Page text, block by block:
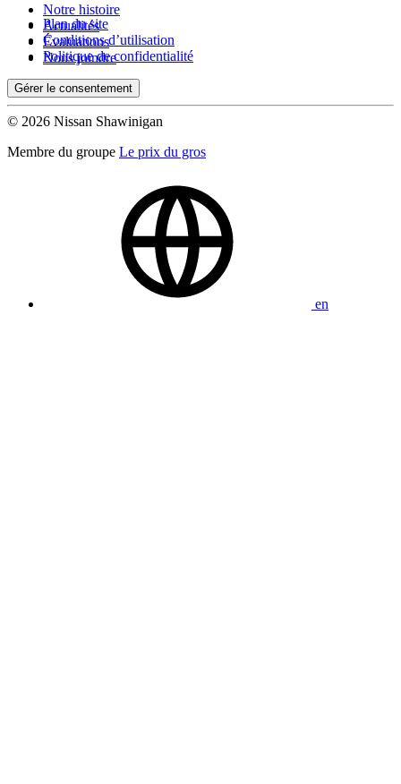
Notre histoire
Actualités
Évaluations
Nous joindre
Plan du site
Conditions d’utilisation
Politique de confidentialité
Gérer le consentement
© 2026 Nissan Shawinigan
Membre du groupe Le prix du gros
en